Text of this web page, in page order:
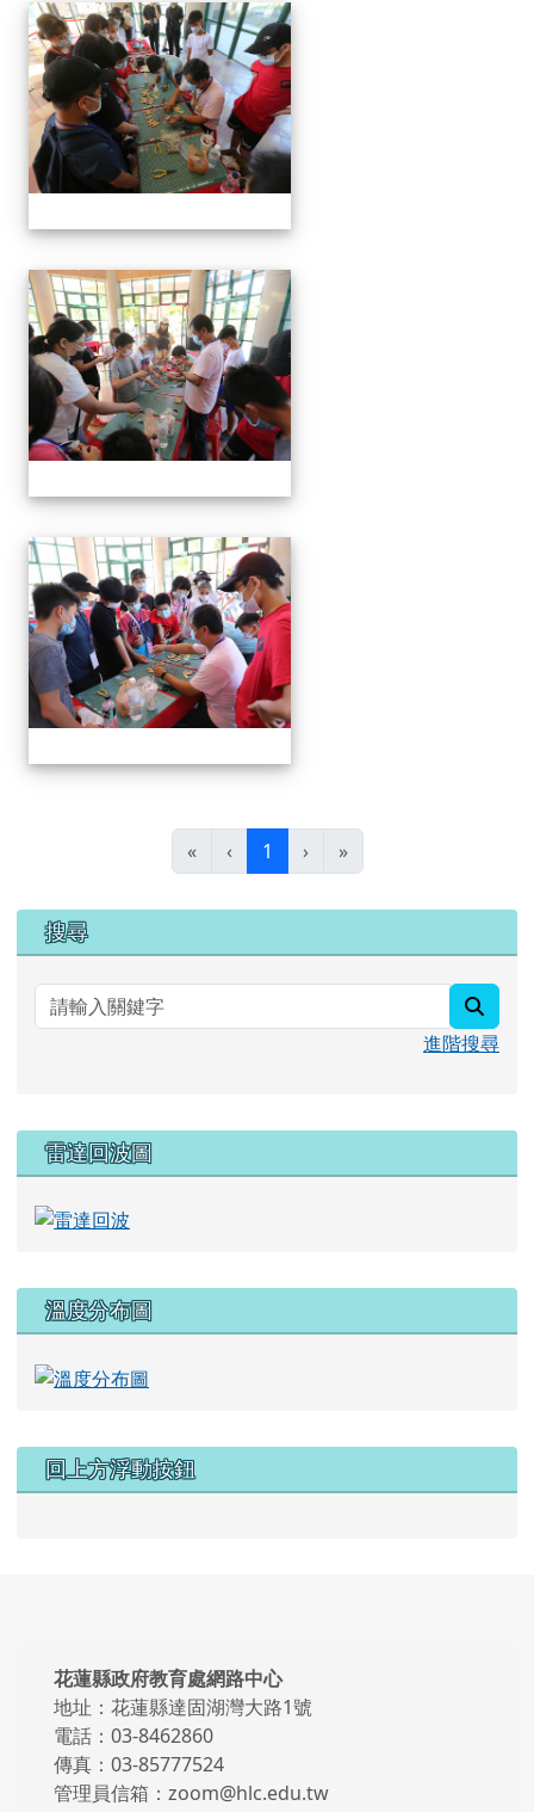
編織吊飾
編織吊飾
« ‹ 1 (目前頁次)
› »
右邊區域內容
搜尋
進階搜尋
雷達回波圖
溫度分布圖
回上方浮動按鈕
頁尾區域內容
花蓮縣政府教育處網路中心
地址：花蓮縣達固湖灣大路1號
電話：03-8462860
傳真：03-85777524
管理員信箱：zoom@hlc.edu.tw